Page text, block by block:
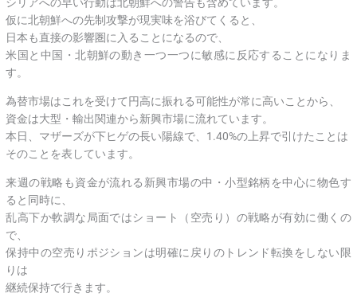
シリアへの早い行動は北朝鮮への警告も含めています。
仮に北朝鮮への先制攻撃が現実味を浴びてくると、
日本も直接の影響圏に入ることになるので、
米国と中国・北朝鮮の動き一つ一つに敏感に反応することになりま
す。
為替市場はこれを受けて円高に振れる可能性が常に高いことから、
資金は大型・輸出関連から新興市場に流れています。
本日、マザーズが下ヒゲの長い陽線で、1.40%の上昇で引けたことは
そのことを表しています。
来週の戦略も資金が流れる新興市場の中・小型銘柄を中心に物色す
ると同時に、
乱高下か軟調な局面ではショート（空売り）の戦略が有効に働くの
で、
保持中の空売りポジションは明確に戻りのトレンド転換をしない限
りは
継続保持で行きます。